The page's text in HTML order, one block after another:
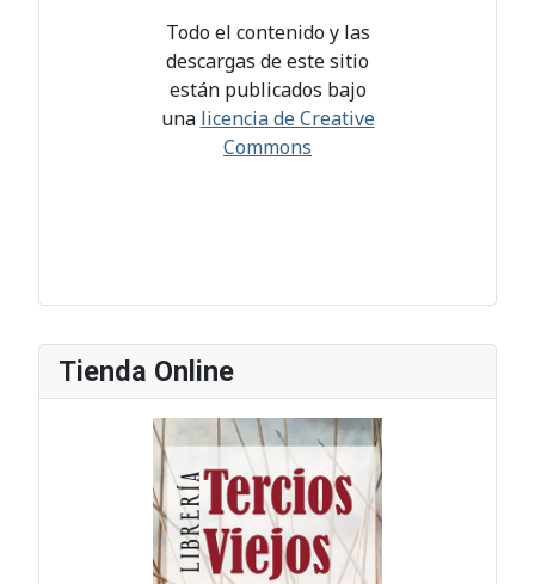
Tienda Online
Todo el contenido y las
descargas de este sitio
están publicados bajo
una licencia de Creative
Commons